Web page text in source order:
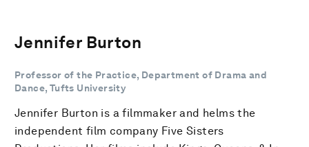
Jennifer Burton
Professor of the Practice, Department of Drama and
Dance, Tufts University
Jennifer Burton is a filmmaker and helms the
independent film company Five Sisters